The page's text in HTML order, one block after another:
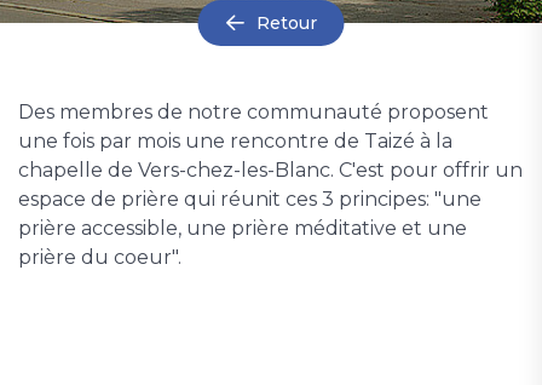
Retour
Des membres de notre communauté proposent
une fois par mois une rencontre de Taizé à la
chapelle de Vers-chez-les-Blanc. C'est pour offrir un
espace de prière qui réunit ces 3 principes: "une
prière accessible, une prière méditative et une
prière du coeur".